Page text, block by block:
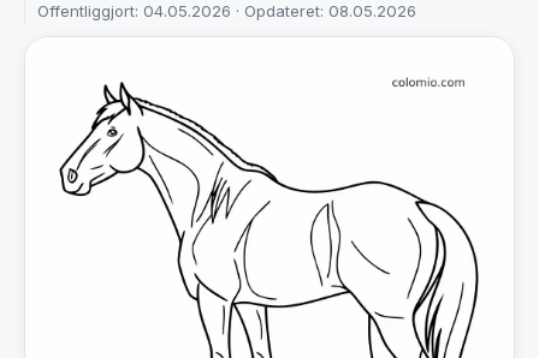
Offentliggjort: 04.05.2026 · Opdateret: 08.05.2026